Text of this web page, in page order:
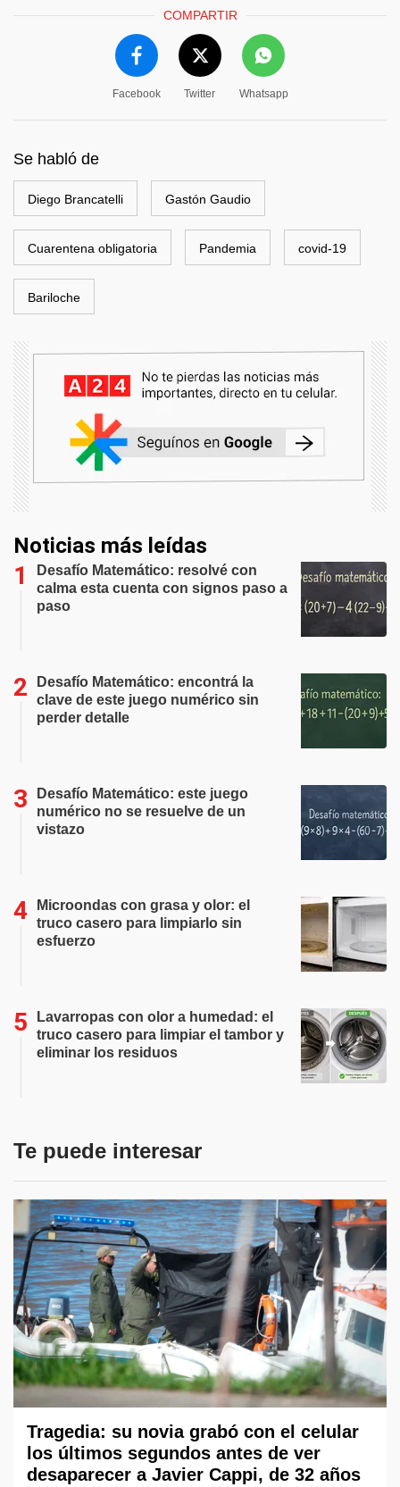
COMPARTIR
Facebook Twitter Whatsapp
Se habló de
Diego Brancatelli Gastón Gaudio
Cuarentena obligatoria Pandemia covid-19
Bariloche
Noticias más leídas
Desafío Matemático: resolvé con
calma esta cuenta con signos paso a
paso
Desafío Matemático: encontrá la
clave de este juego numérico sin
perder detalle
Desafío Matemático: este juego
numérico no se resuelve de un
vistazo
Microondas con grasa y olor: el
truco casero para limpiarlo sin
esfuerzo
Lavarropas con olor a humedad: el
truco casero para limpiar el tambor y
eliminar los residuos
Te puede interesar
Tragedia: su novia grabó con el celular
los últimos segundos antes de ver
desaparecer a Javier Cappi, de 32 años